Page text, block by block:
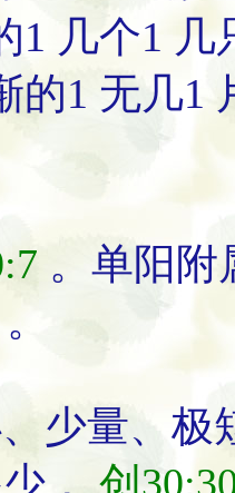
1 几个1
的1 无几1
。
、 少量、 极
， 创